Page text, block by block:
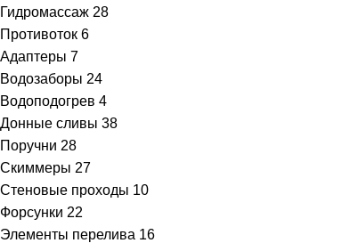
Гидромассаж 28
Противоток 6
Адаптеры 7
Водозаборы 24
Водоподогрев 4
Донные сливы 38
Поручни 28
Скиммеры 27
Стеновые проходы 10
Форсунки 22
Элементы перелива 16